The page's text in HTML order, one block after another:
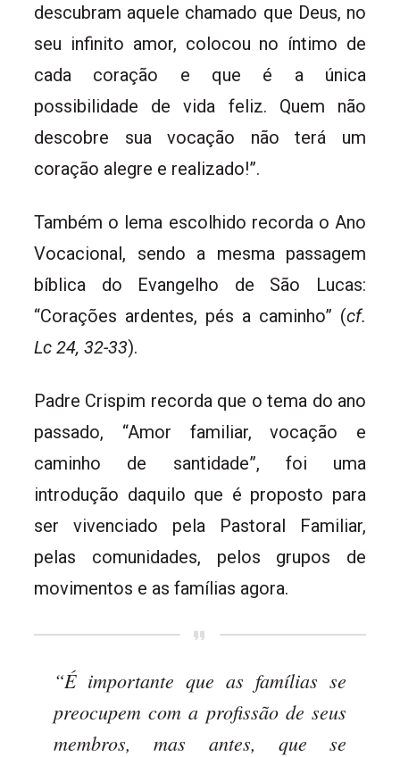
descubram aquele chamado que Deus, no
seu infinito amor, colocou no íntimo de
cada coração e que é a única
possibilidade de vida feliz. Quem não
descobre sua vocação não terá um
coração alegre e realizado!”.
Também o lema escolhido recorda o Ano
Vocacional, sendo a mesma passagem
bíblica do Evangelho de São Lucas:
“Corações ardentes, pés a caminho” (cf.
Lc 24, 32-33).
Padre Crispim recorda que o tema do ano
passado, “Amor familiar, vocação e
caminho de santidade”, foi uma
introdução daquilo que é proposto para
ser vivenciado pela Pastoral Familiar,
pelas comunidades, pelos grupos de
movimentos e as famílias agora.
“É importante que as famílias se
preocupem com a profissão de seus
membros, mas antes, que se